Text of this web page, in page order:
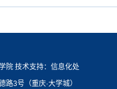
院 技术支持：信息化处
3号（重庆·大学城）